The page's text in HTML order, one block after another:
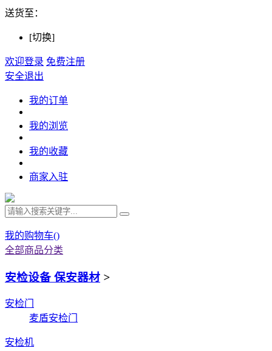
送货至：
[切换]
欢迎登录 免费注册
安全退出
我的订单
我的浏览
我的收藏
商家入驻
我的购物车()
全部商品分类
安检设备 保安器材 >
安检门
麦盾安检门
安检机